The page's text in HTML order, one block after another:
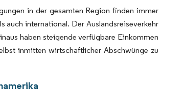
in der gesamten Region finden immer
auch international. Der Auslandsreiseverkehr
haben steigende verfügbare Einkommen
inmitten wirtschaftlicher Abschwünge zu